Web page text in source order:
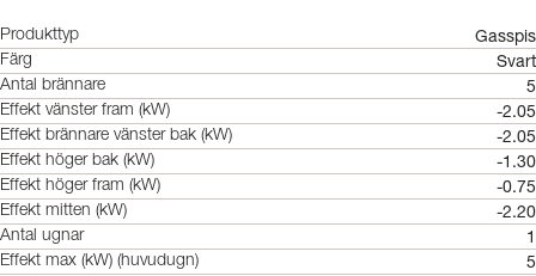
Produkttyp Gasspis
Färg Svart
Antal brännare 5
Effekt vänster fram (kW) -2.05
Effekt brännare vänster bak (kW) -2.05
Effekt höger bak (kW) -1.30
Effekt höger fram (kW) -0.75
Effekt mitten (kW) -2.20
Antal ugnar 1
Effekt max (kW) (huvudugn) 5